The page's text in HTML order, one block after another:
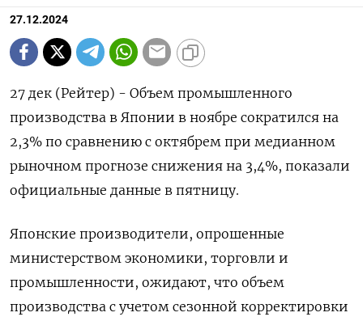
27.12.2024
27 дек (Рейтер) - Объем промышленного
производства в Японии в ноябре сократился на
2,3% по сравнению с октябрем при медианном
рыночном прогнозе снижения на 3,4%, показали
официальные данные в пятницу.
Японские производители, опрошенные
министерством экономики, торговли и
промышленности, ожидают, что объем
производства с учетом сезонной корректировки